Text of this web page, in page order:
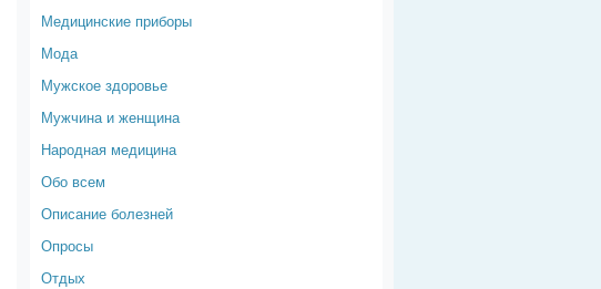
Медицинские приборы
Мода
Мужское здоровье
Мужчина и женщина
Народная медицина
Обо всем
Описание болезней
Опросы
Отдых